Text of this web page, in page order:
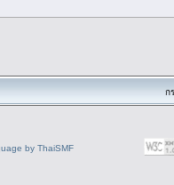
ก
by ThaiSMF